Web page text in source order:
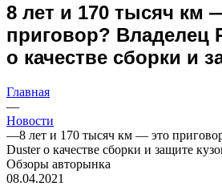
8 лет и 170 тысяч км
приговор? Владелец
о качестве сборки и
Главная
—
Новости
—8 лет и 170 тысяч км — это
Duster о качестве сборки и защите
Обзоры авторынка
08.04.2021